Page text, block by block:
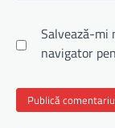
Salvează-mi
navigator